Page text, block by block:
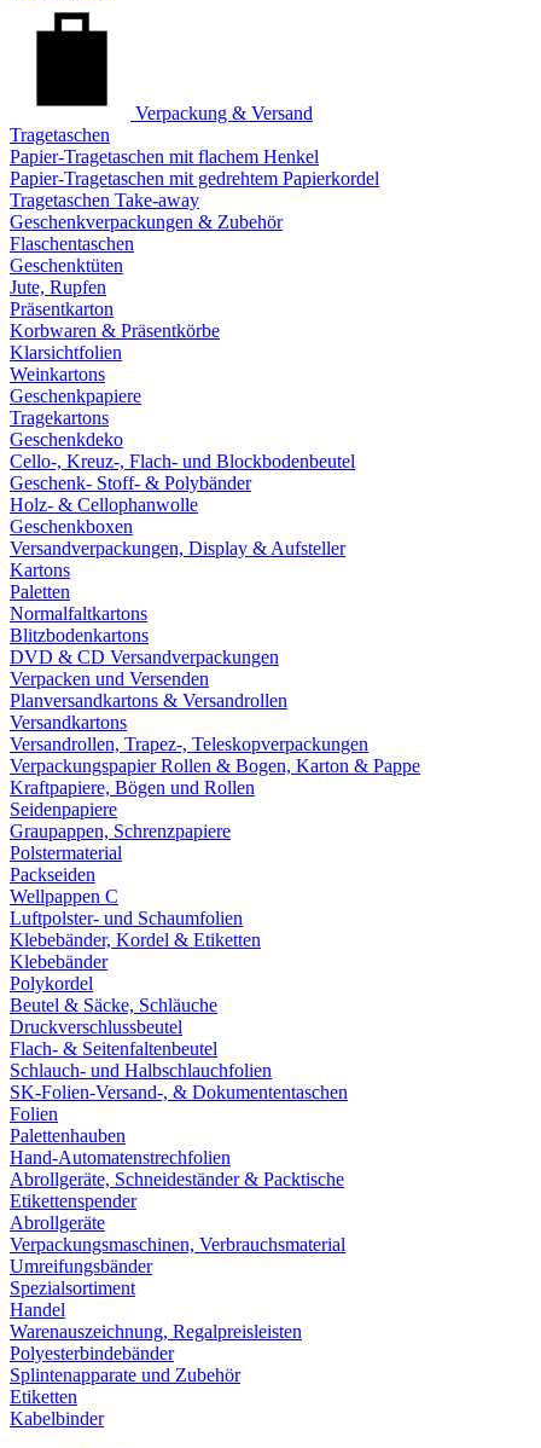
Verpackung & Versand
Tragetaschen
Papier-Tragetaschen mit flachem Henkel
Papier-Tragetaschen mit gedrehtem Papierkordel
Tragetaschen Take-away
Geschenkverpackungen & Zubehör
Flaschentaschen
Geschenktüten
Jute, Rupfen
Präsentkarton
Korbwaren & Präsentkörbe
Klarsichtfolien
Weinkartons
Geschenkpapiere
Tragekartons
Geschenkdeko
Cello-, Kreuz-, Flach- und Blockbodenbeutel
Geschenk- Stoff- & Polybänder
Holz- & Cellophanwolle
Geschenkboxen
Versandverpackungen, Display & Aufsteller
Kartons
Paletten
Normalfaltkartons
Blitzbodenkartons
DVD & CD Versandverpackungen
Verpacken und Versenden
Planversandkartons & Versandrollen
Versandkartons
Versandrollen, Trapez-, Teleskopverpackungen
Verpackungspapier Rollen & Bogen, Karton & Pappe
Kraftpapiere, Bögen und Rollen
Seidenpapiere
Graupappen, Schrenzpapiere
Polstermaterial
Packseiden
Wellpappen C
Luftpolster- und Schaumfolien
Klebebänder, Kordel & Etiketten
Klebebänder
Polykordel
Beutel & Säcke, Schläuche
Druckverschlussbeutel
Flach- & Seitenfaltenbeutel
Schlauch- und Halbschlauchfolien
SK-Folien-Versand-, & Dokumententaschen
Folien
Palettenhauben
Hand-Automatenstrechfolien
Abrollgeräte, Schneideständer & Packtische
Etikettenspender
Abrollgeräte
Verpackungsmaschinen, Verbrauchsmaterial
Umreifungsbänder
Spezialsortiment
Handel
Warenauszeichnung, Regalpreisleisten
Polyesterbindebänder
Splintenapparate und Zubehör
Etiketten
Kabelbinder